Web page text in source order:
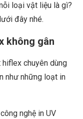
loại vật liệu là gì?
đây nhé.
không gân
chuyên dùng
như những loạt in
nghệ in UV